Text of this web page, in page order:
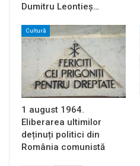
Dumitru Leontieș…
Cultură
1 august 1964.
Eliberarea ultimilor
deținuți politici din
România comunistă